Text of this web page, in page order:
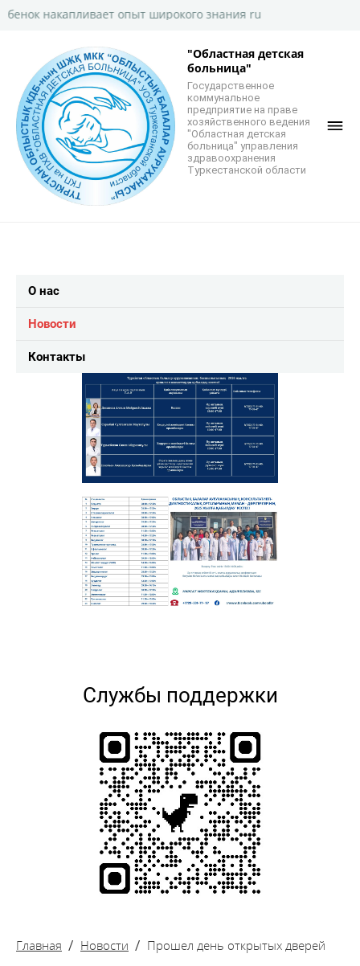
опыт широкого знания ru
"Областная детская
больница"
Государственное
коммунальное
предприятие на праве
хозяйственного ведения
"Областная детская
больница" управления
здравоохранения
Туркестанской области
О нас
Новости
Контакты
Службы поддержки
Главная Новости Прошел день открытых дверей